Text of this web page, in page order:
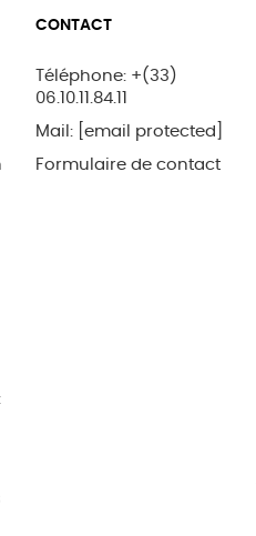
CONTACT
Téléphone: +(33)
06.10.11.84.11
Mail:
[email protected]
Formulaire de contact